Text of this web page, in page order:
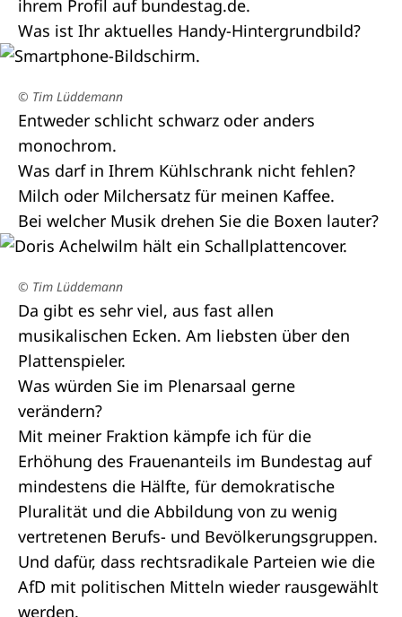
ihrem Profil auf bundestag.de.
Was ist Ihr aktuelles Handy-Hintergrundbild?
© Tim Lüddemann
Entweder schlicht schwarz oder anders
monochrom.
Was darf in Ihrem Kühlschrank nicht fehlen?
Milch oder Milchersatz für meinen Kaffee.
Bei welcher Musik drehen Sie die Boxen lauter?
© Tim Lüddemann
Da gibt es sehr viel, aus fast allen
musikalischen Ecken. Am liebsten über den
Plattenspieler.
Was würden Sie im Plenarsaal gerne
verändern?
Mit meiner Fraktion kämpfe ich für die
Erhöhung des Frauenanteils im Bundestag auf
mindestens die Hälfte, für demokratische
Pluralität und die Abbildung von zu wenig
vertretenen Berufs- und Bevölkerungsgruppen.
Und dafür, dass rechtsradikale Parteien wie die
AfD mit politischen Mitteln wieder rausgewählt
werden.